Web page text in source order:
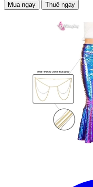
Mua ngay Thuê ngay